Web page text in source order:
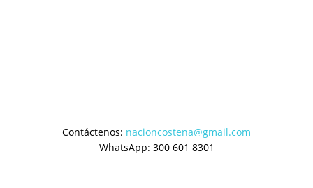
Contáctenos: nacioncostena@gmail.com
WhatsApp: 300 601 8301